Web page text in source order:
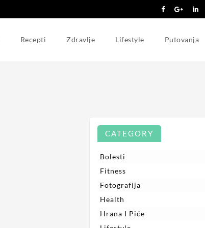
Recepti Zdravlje Lifestyle Putovanja
CATEGORY
Bolesti
Fitness
Fotografija
Health
Hrana I Piće